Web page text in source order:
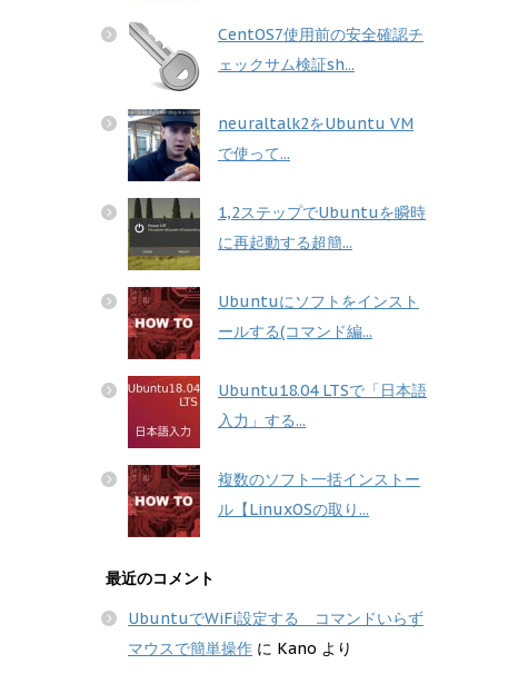
CentOS7使用前の安全確認チ
ェックサム検証sh...
neuraltalk2をUbuntu VM
で使って...
1,2ステップでUbuntuを瞬時
に再起動する超簡...
Ubuntuにソフトをインスト
ールする(コマンド編...
Ubuntu18.04 LTSで「日本語
入力」する...
複数のソフト一括インストー
ル【LinuxOSの取り...
最近のコメント
UbuntuでWiFi設定する コマンドいらず
マウスで簡単操作 に Kano より